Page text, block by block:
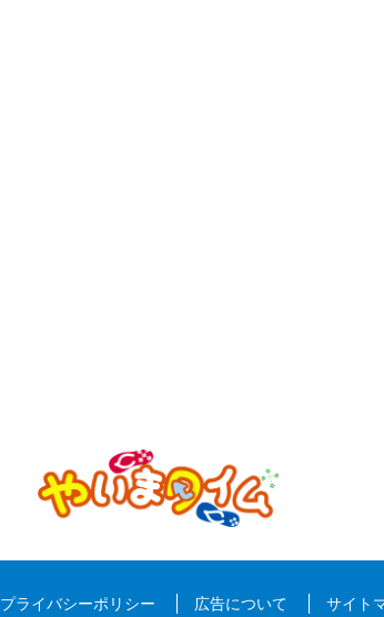
プライバシーポリシー 広告について サイト